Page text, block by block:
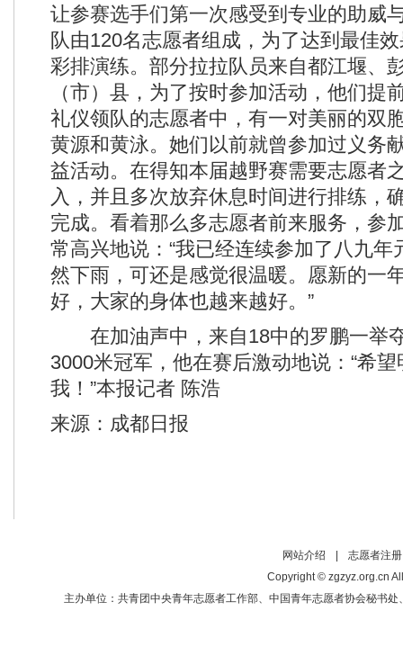
让参赛选手们第一次感受到专业的助威
队由120名志愿者组成，为了达到最佳
彩排演练。部分拉拉队员来自都江堰、
（市）县，为了按时参加活动，他们提
礼仪领队的志愿者中，有一对美丽的双
黄源和黄泳。她们以前就曾参加过义务
益活动。在得知本届越野赛需要志愿者
入，并且多次放弃休息时间进行排练，
完成。看着那么多志愿者前来服务，参
常高兴地说：“我已经连续参加了八九
然下雨，可还是感觉很温暖。愿新的一
好，大家的身体也越来越好。”
在加油声中，来自18中的罗鹏一举
3000米冠军，他在赛后激动地说：“希
我！”本报记者 陈浩
来源：成都日报
网站介绍
志愿者注册
Copyright © zgzyz.org.cn
主办单位：共青团中央青年志愿者工作部、中国青年志愿者协会秘书处